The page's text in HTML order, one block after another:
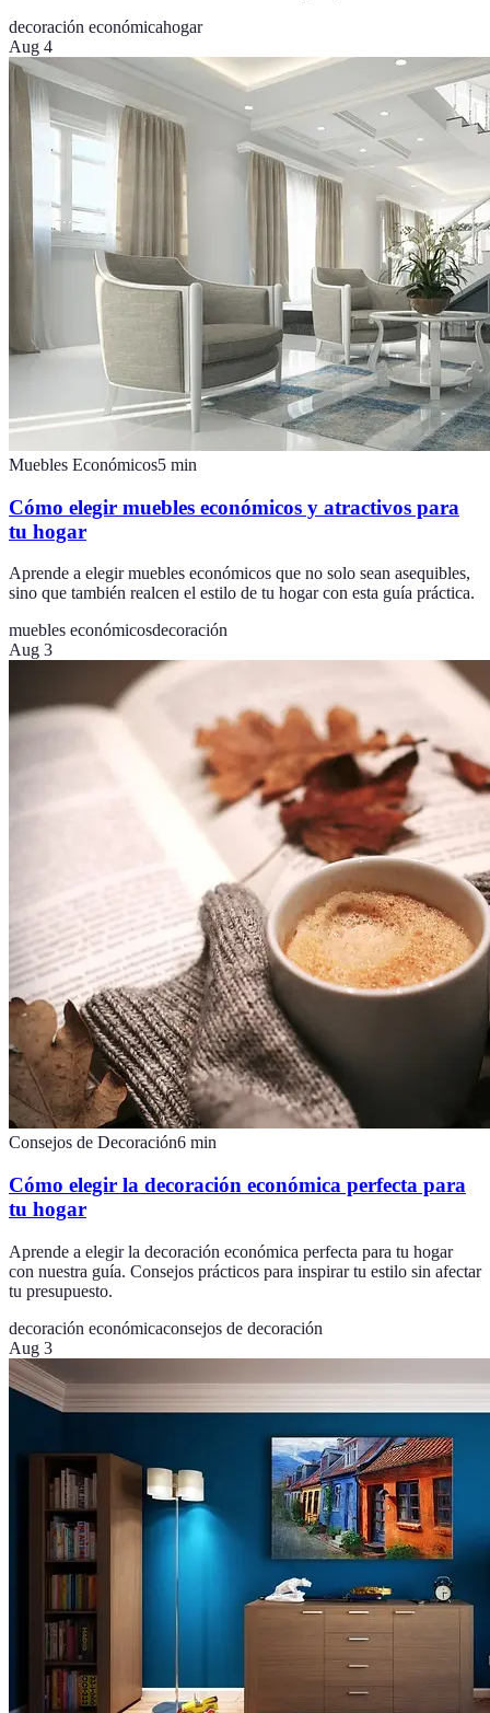
decoración económicahogar
Aug 4
Muebles Económicos5 min
Cómo elegir muebles económicos y atractivos para
tu hogar
Aprende a elegir muebles económicos que no solo sean asequibles,
sino que también realcen el estilo de tu hogar con esta guía práctica.
muebles económicosdecoración
Aug 3
Consejos de Decoración6 min
Cómo elegir la decoración económica perfecta para
tu hogar
Aprende a elegir la decoración económica perfecta para tu hogar
con nuestra guía. Consejos prácticos para inspirar tu estilo sin afectar
tu presupuesto.
decoración económicaconsejos de decoración
Aug 3